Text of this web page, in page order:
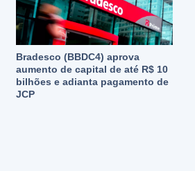
Bradesco (BBDC4) aprova
aumento de capital de até R$ 10
bilhões e adianta pagamento de
JCP